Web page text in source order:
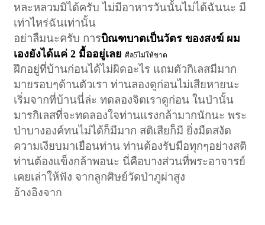
หละหลวมมิได้ครับ ไม่มีอาหารวันนั้นไม่ได้ฉันนะ มี
เท่าไหร่ฉันเท่านั้น
อย่าลืมนะครับ การบิณฑบาตเป็นวัตร ของสงฆ์ ผม
เองยังได้แค่ 2 มื้ออยู่เลย ศีล5ไม่ให้ขาด
ฝึกอยู่ที่บ้านก่อนได้ไม่ผิดอะไร แถมตัวกิเลสมีมาก
มายรอบๆด้านตัวเรา ท่านลองดูก่อนไม่เสียหายนะ
เริ่มจากที่บ้านนี่ล่ะ ทดลองจิตเราดูก่อน ในป่านั้น
มารกิเลสที่จะทดลองใจท่านแรงกล้ามากนักนะ พระ
ป่าบางองค์ทนไม่ได้ก็มีมาก สติเสียก็มี ยิ่งมืดสงัด
ความเงียบมาเยือนท่าน ท่านต้องรับมือทุกๆอย่างสติ
ท่านต้องแข็งกล้าพอนะ นี่คือบางส่วนที่พระอาจารย์
เคยเล่าให้ฟัง จากลูกศิษย์วัดป่าภูผ่าสูง
อ้างอิงจาก